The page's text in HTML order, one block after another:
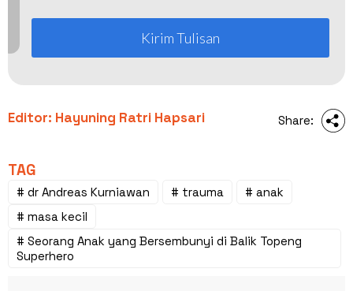
Kirim Tulisan
Editor: Hayuning Ratri Hapsari Share:
TAG
# dr Andreas Kurniawan # trauma
# anak
# masa kecil
# Seorang Anak yang Bersembunyi di Balik Topeng
Superhero